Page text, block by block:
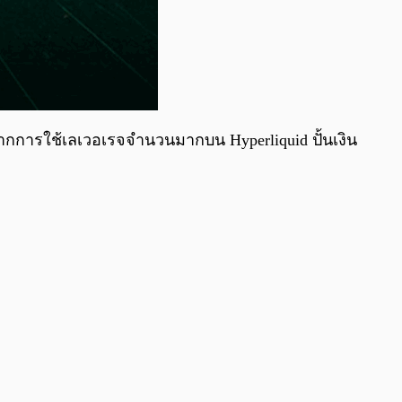
การใช้เลเวอเรจจำนวนมากบน Hyperliquid ปั้นเงิน